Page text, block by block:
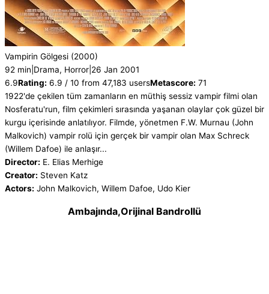
Vampirin Gölgesi (2000)
92 min Drama, Horror 26 Jan 2001
6.9Rating: 6.9 / 10 from 47,183 usersMetascore: 71
1922'de çekilen tüm zamanların en müthiş sessiz vampir filmi olan
Nosferatu'run, film çekimleri sırasında yaşanan olaylar çok güzel bir
kurgu içerisinde anlatılıyor. Filmde, yönetmen F.W. Murnau (John
Malkovich) vampir rolü için gerçek bir vampir olan Max Schreck
(Willem Dafoe) ile anlaşır...
Director: E. Elias Merhige
Creator: Steven Katz
Actors: John Malkovich, Willem Dafoe, Udo Kier
Ambajında,Orijinal Bandrollü